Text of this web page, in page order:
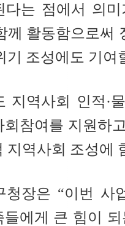
다는 점에서 의
께 활동함으로써
기 조성에도 기여
지역사회 인적·
회참여를 지원하
지역사회 조성에
청장은 “이번 사
들에게 큰 힘이